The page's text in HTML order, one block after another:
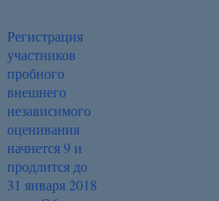
Регистрация
участников
пробного
внешнего
независимого
оценивания
начнется 9 и
продлится до
31 января 2018